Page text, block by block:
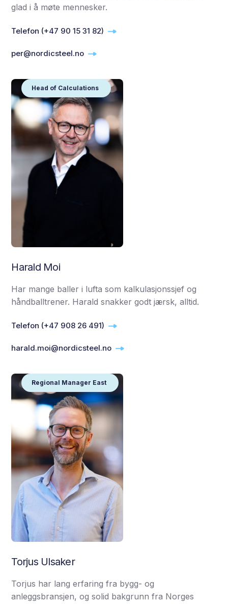
glad i å møte mennesker.
Telefon (+47 90 15 31 82)
per@nordicsteel.no
Head of Calculations
Harald Moi
Har mange baller i lufta som kalkulasjonssjef og
håndballtrener. Harald snakker godt jærsk, alltid.
Telefon (+47 908 26 491)
harald.moi@nordicsteel.no
Regional Manager East
Torjus Ulsaker
Torjus har lang erfaring fra bygg- og
anleggsbransjen, og solid bakgrunn fra Norges